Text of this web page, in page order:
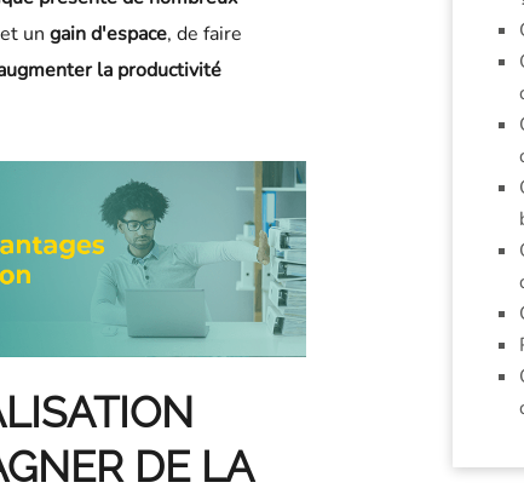
un gain d'espace, de faire
la productivité
DE LA